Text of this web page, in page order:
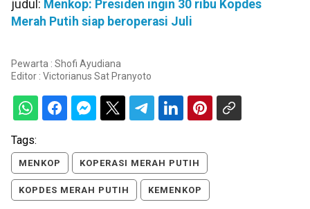
judul: Menkop: Presiden ingin 30 ribu Kopdes
Merah Putih siap beroperasi Juli
Pewarta : Shofi Ayudiana
Editor : Victorianus Sat Pranyoto
Tags:
MENKOP KOPERASI MERAH PUTIH
KOPDES MERAH PUTIH KEMENKOP